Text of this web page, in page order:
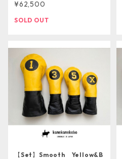
つき再販不可】
¥62,500
SOLD OUT
【Set】Smooth Yellow&B